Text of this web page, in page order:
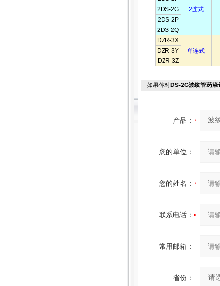
2连式
2DS-2G
2DS-2P
2DS-2Q
DZR-3X
单连式
DZR-3Y
DZR-3Z
如果你对DS-2G波纹管药液
产品：
您的单位：
您的姓名：
联系电话：
常用邮箱：
省份：